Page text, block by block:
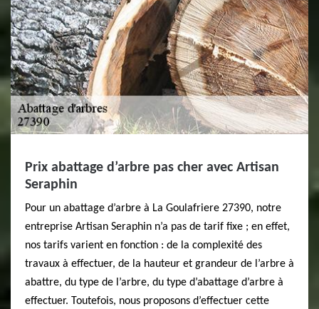
Prix abattage d’arbre pas cher avec Artisan
Seraphin
Pour un abattage d’arbre à La Goulafriere 27390, notre
entreprise Artisan Seraphin n’a pas de tarif fixe ; en effet,
nos tarifs varient en fonction : de la complexité des
travaux à effectuer, de la hauteur et grandeur de l’arbre à
abattre, du type de l’arbre, du type d’abattage d’arbre à
effectuer. Toutefois, nous proposons d’effectuer cette